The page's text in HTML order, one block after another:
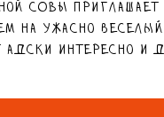
СОВЫ
на Ужасно
адски интересно и